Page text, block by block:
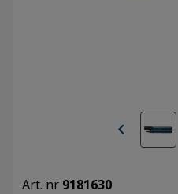
chevron_left
Art. nr 9181630